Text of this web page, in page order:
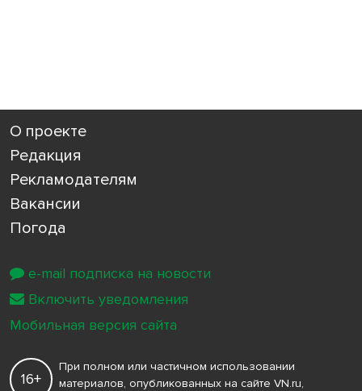
О проекте
Редакция
Рекламодателям
Вакансии
Погода
16+
При полном или частичном использовании
материалов, опубликованных на сайте VN.ru,
e-mail подписка на новости
Включить уведомления
Мобильная версия сайта